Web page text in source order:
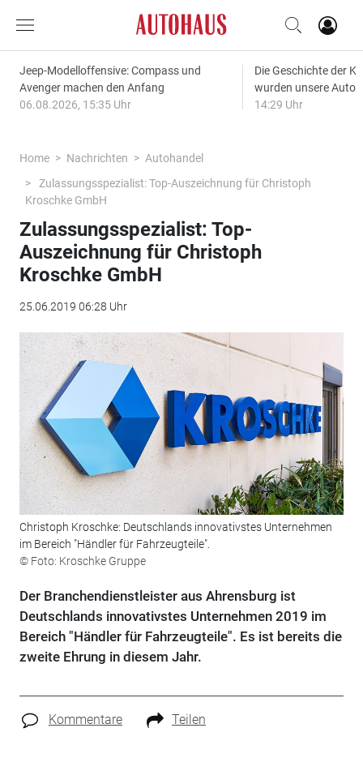
Jeep-Modelloffensive: Compass und
Avenger machen den Anfang
06.08.2026, 15:35 Uhr
Die Geschichte der
wurden unsere
14:29 Uhr
Home Nachrichten
Autohandel
Zulassungsspezialist: Top-Auszeichnung für Christoph
Kroschke GmbH
Zulassungsspezialist: Top-
Auszeichnung für Christoph
Kroschke GmbH
25.06.2019 06:28 Uhr
Christoph Kroschke: Deutschlands innovativstes Unternehmen
im Bereich "Händler für Fahrzeugteile".
© Foto: Kroschke Gruppe
Der Branchendienstleister aus Ahrensburg ist
Deutschlands innovativstes Unternehmen 2019 im
Bereich "Händler für Fahrzeugteile". Es ist bereits die
zweite Ehrung in diesem Jahr.
Kommentare Teilen